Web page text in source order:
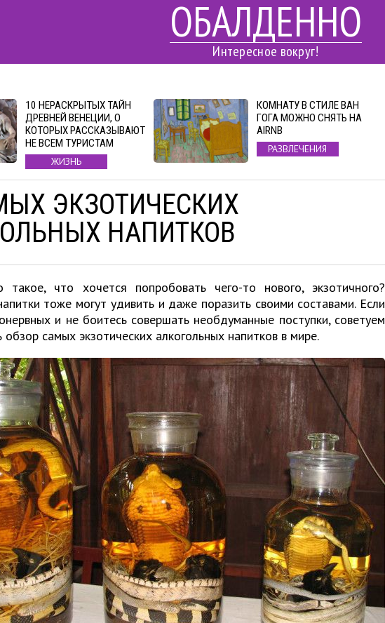
ОБАЛДЕННО
Интересное вокруг!
10 НЕРАСКРЫТЫХ ТАЙН
ДРЕВНЕЙ ВЕНЕЦИИ, О
КОТОРЫХ РАССКАЗЫВАЮТ
НЕ ВСЕМ ТУРИСТАМ
ЖИЗНЬ
КОМНАТУ В СТИЛЕ ВАН
ГОГА МОЖНО СНЯТЬ НА
AIRNB
РАЗВЛЕЧЕНИЯ
ЭКЗОТИЧЕСКИХ
НАПИТКОВ
что хочется попробовать чего-то нового, экзотичного?
тоже могут удивить и даже поразить своими составами. Если
и не боитесь совершать необдуманные поступки, советуем
обзор самых экзотических алкогольных напитков в мире.